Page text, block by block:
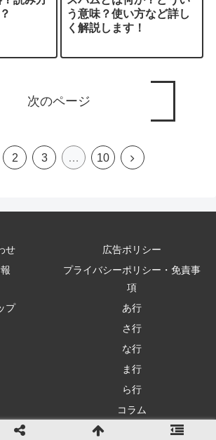
う意味？使い方など詳し
く解説します！
次のページ
2 3 … 10
次
せ
広告ポリシー
プライバシーポリシー・免責事
項
プ
あ行
さ行
な行
ま行
ら行
コラム
ビジネス用語一覧 All Rights Reserved.